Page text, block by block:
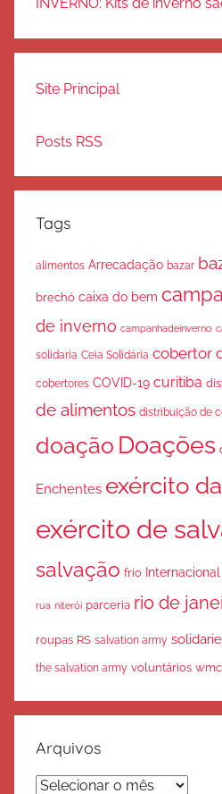
INVERNO: Kits de inverno
Site Principal
Posts RSS
Tags
alimentos Arrecadação bazar
brechó caixa do bem
de inverno campanhadeinverno
solidaria Ceia Solidária cobertor
cobertores COVID-19 curitiba
de alimentos distribuição de
doação Doações
Enchentes exército
exército de
salvação frio Internacional
rua niterói parceria rio de
roupas RS salvation army
the salvation army voluntários
Arquivos
Arquivos